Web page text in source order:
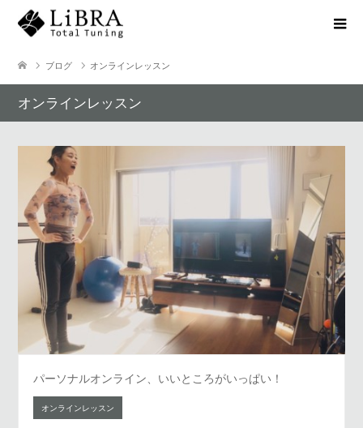
ブログ オンラインレッスン
オンラインレッスン
パーソナルオンライン、いいところがいっぱい！
オンラインレッスン